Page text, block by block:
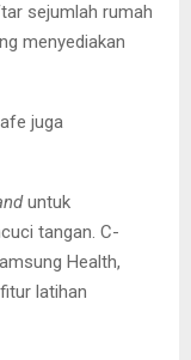
sejumlah rumah
menyediakan
juga
untuk
tangan. C-
Health,
latihan